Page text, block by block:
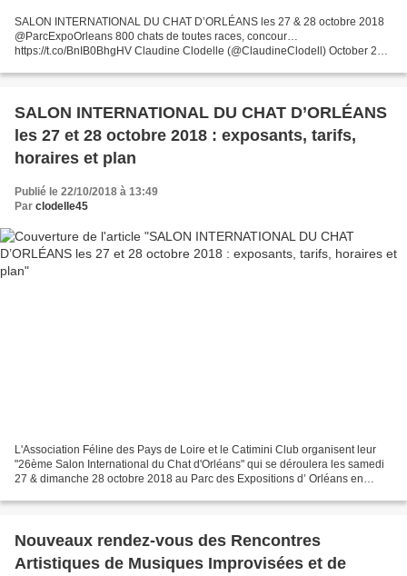
SALON INTERNATIONAL DU CHAT D’ORLÉANS les 27 & 28 octobre 2018
@ParcExpoOrleans 800 chats de toutes races, concour…
https://t.co/BnIB0BhgHV Claudine Clodelle (@ClaudineClodell) October 22,
SALON INTERNATIONAL DU CHAT D’ORLÉANS
les 27 et 28 octobre 2018 : exposants, tarifs,
horaires et plan
Publié le 22/10/2018 à 13:49
Par clodelle45
L'Association Féline des Pays de Loire et le Catimini Club organisent leur
"26ème Salon International du Chat d'Orléans" qui se déroulera les samedi
27 & dimanche 28 octobre 2018 au Parc des Expositions d’ Orléans en
Nouveaux rendez-vous des Rencontres
Artistiques de Musiques Improvisées et de